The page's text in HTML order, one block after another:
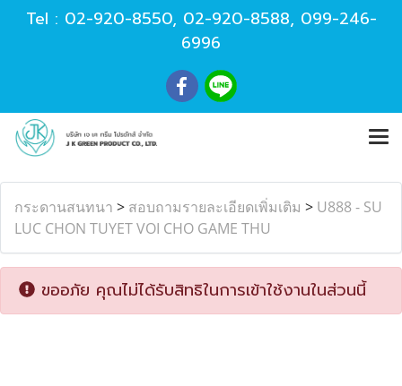
Tel : 02-920-8550, 02-920-8588, 099-246-
6996
กระดานสนทนา > สอบถามรายละเอียดเพิ่มเติม > U888 - SU
LUC CHON TUYET VOI CHO GAME THU
ขออภัย คุณไม่ได้รับสิทธิในการเข้าใช้งานในส่วนนี้